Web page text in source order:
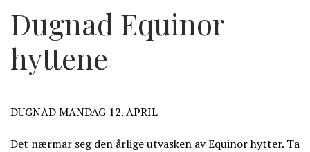
Dugnad Equinor
hyttene
DUGNAD MANDAG 12. APRIL
Det nærmar seg den årlige utvasken av Equinor hytter. Ta